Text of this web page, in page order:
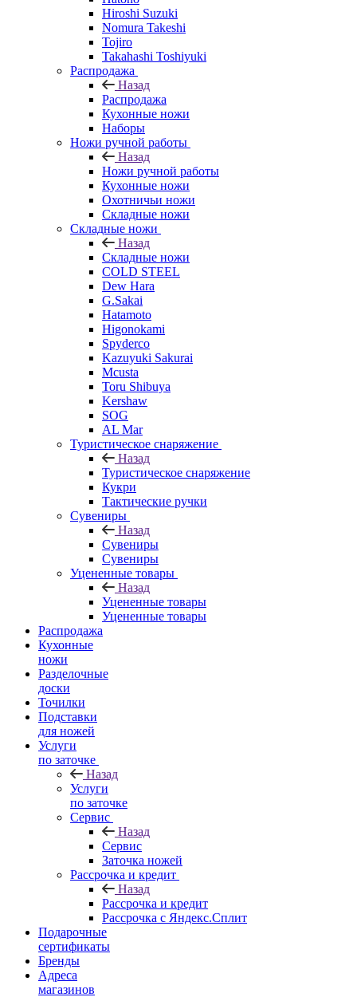
Hiroshi Suzuki
Nomura Takeshi
Tojiro
Takahashi Toshiyuki
Распродажа
Назад
Распродажа
Кухонные ножи
Наборы
Ножи ручной работы
Назад
Ножи ручной работы
Кухонные ножи
Охотничьи ножи
Складные ножи
Складные ножи
Назад
Складные ножи
COLD STEEL
Dew Hara
G.Sakai
Hatamoto
Higonokami
Spyderco
Kazuyuki Sakurai
Mcusta
Toru Shibuya
Kershaw
SOG
AL Mar
Туристическое снаряжение
Назад
Туристическое снаряжение
Кукри
Тактические ручки
Сувениры
Назад
Сувениры
Сувениры
Уцененные товары
Назад
Уцененные товары
Уцененные товары
Распродажа
Кухонные
ножи
Разделочные
доски
Точилки
Подставки
для ножей
Услуги
по заточке
Назад
Услуги
по заточке
Сервис
Назад
Сервис
Заточка ножей
Рассрочка и кредит
Назад
Рассрочка и кредит
Рассрочка с Яндекс.Сплит
Подарочные
сертификаты
Бренды
Адреса
магазинов